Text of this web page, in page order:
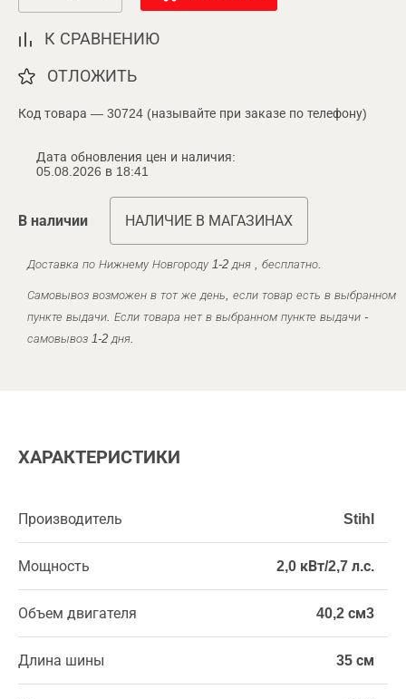
К СРАВНЕНИЮ
ОТЛОЖИТЬ
Код товара — 30724 (называйте при заказе по телефону)
Дата обновления цен и наличия:
05.08.2026 в 18:41
В наличии НАЛИЧИЕ В МАГАЗИНАХ
Доставка по Нижнему Новгороду 1-2 дня , бесплатно.
Самовывоз возможен в тот же день, если товар есть в выбранном
пункте выдачи. Если товара нет в выбранном пункте выдачи -
самовывоз 1-2 дня.
ХАРАКТЕРИСТИКИ
Производитель Stihl
Мощность 2,0 кВт/2,7 л.с.
Объем двигателя 40,2 см3
Длина шины 35 см